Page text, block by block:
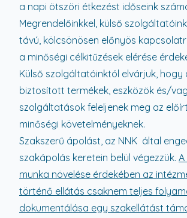
a napi ötszöri étkezést időseink
Megrendelőinkkel, külső
távú, kölcsönösen előnyös
a minőségi célkitűzések elérése
Külső szolgáltatóinktól elvárjuk, hogy
biztosított termékek, eszközök és/
szolgáltatások feleljenek meg az
minőségi követelményeknek.
Szakszerű ápolást, az NNK által
szakápolás keretein belül végezzük. A
munka növelése érdekében az
történő ellátás csaknem teljes
dokumentálása egy szakellátást